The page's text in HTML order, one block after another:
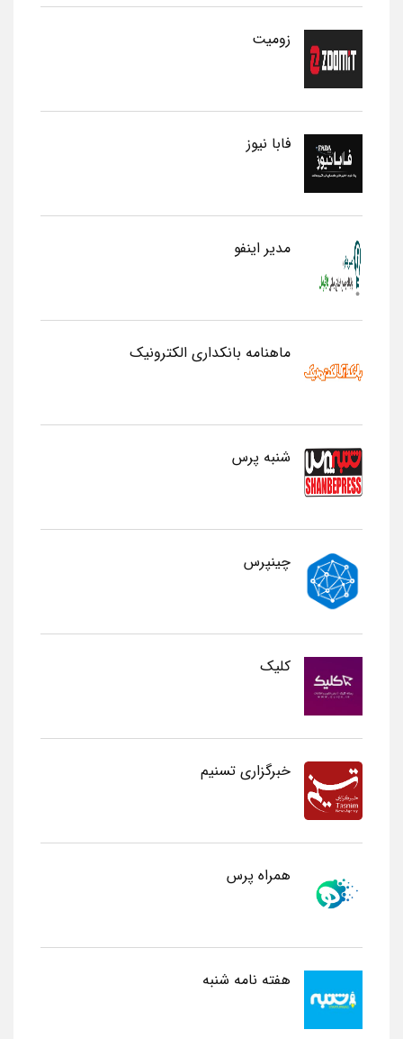
زومیت
فابا نیوز
مدیر اینفو
ماهنامه بانکداری الکترونیک
شنبه پرس
چینپرس
کلیک
خبرگزاری تسنیم
همراه پرس
هفته نامه شنبه